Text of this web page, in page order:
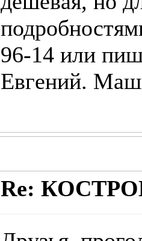
96-14 или
Евгений.
Re: